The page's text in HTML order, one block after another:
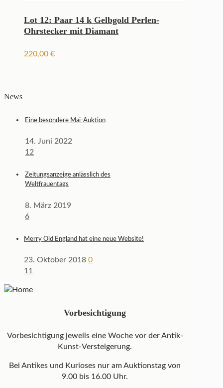
Lot 12: Paar 14 k Gelbgold Perlen-
Ohrstecker mit Diamant
220,00 €
News
Eine besondere Mai-Auktion
14. Juni 2022
12
Zeitungsanzeige anlässlich des
Weltfrauentags
8. März 2019
6
Merry Old England hat eine neue Website!
23. Oktober 2018 0
11
Vorbesichtigung
Vorbesichtigung jeweils eine Woche vor der Antik-
Kunst-Versteigerung.
Bei Antikes und Kurioses nur am Auktionstag von
9.00 bis 16.00 Uhr.